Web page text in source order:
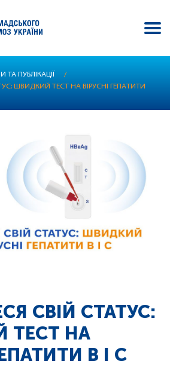
ТА ПУБЛІКАЦІЇ
/
ШВИДКИЙ ТЕСТ НА ВІРУСНІ ГЕПАТИТИ
СВІЙ СТАТУС:
ТЕСТ НА
В І С